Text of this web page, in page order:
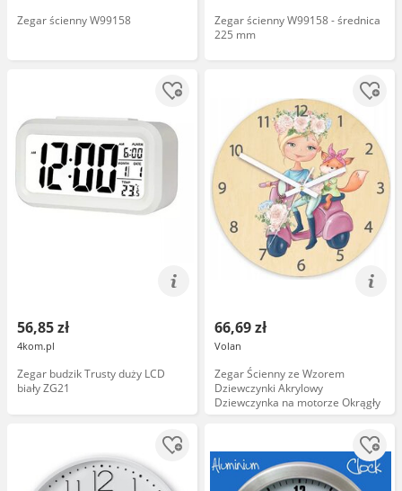
Zegar ścienny W99158
Zegar ścienny W99158 - średnica
225 mm
56,85 zł
4kom.pl
Zegar budzik Trusty duży LCD
biały ZG21
66,69 zł
Volan
Zegar Ścienny ze Wzorem
Dziewczynki Akrylowy
Dziewczynka na motorze Okrągły